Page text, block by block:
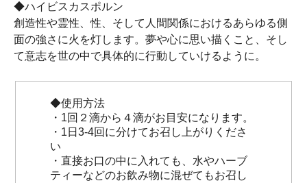
◆ハイビスカスポルン
創造性や霊性、性、そして人間関係におけるあらゆる側
面の強さに火を灯します。夢や心に思い描くこと、そし
て意志を世の中で具体的に行動していけるように。
◆使用方法
・1回２滴から４滴がお目安になります。
・1日3-4回に分けてお召し上がりくださ
い
・直接お口の中に入れても、水やハーブ
ティーなどのお飲み物に混ぜてもお召し